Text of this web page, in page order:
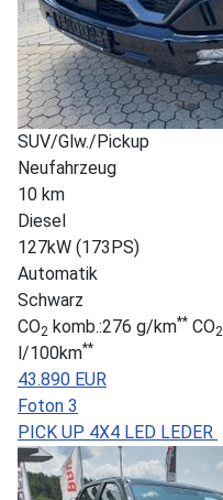
SUV/Glw./Pickup
Neufahrzeug
10 km
Diesel
127kW (173PS)
Automatik
Schwarz
CO2 komb.:276 g/km** CO2
l/100km**
43.890 EUR
Foton 3
PICK UP 4X4 LED LEDER